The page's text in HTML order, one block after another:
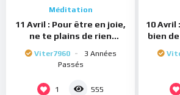
Méditation
11 Avril : Pour être en joie,
ne te plains de rien
Viter7960
3 Années
Passés
1 555
10
bien de